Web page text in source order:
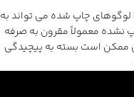
چاپ شده می تواند به
نشده معمولاً مقرون به صرفه
ممکن است بسته به پیچیدگی